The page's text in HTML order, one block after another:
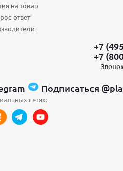
на товар
ответ
+7
+7
Подписаться
сетях: